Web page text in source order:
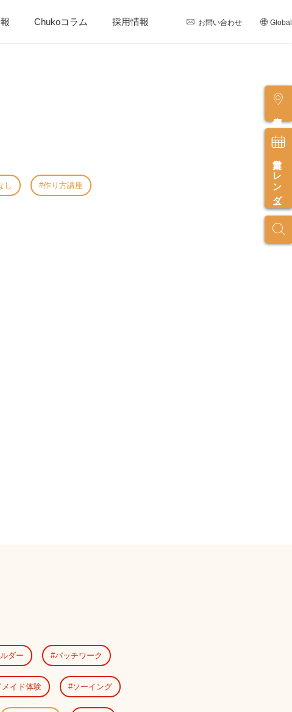
Chukoコラム 採用情報 お問い合わせ Global
営業カレンダー
し 作り方講座
ダー パッチワーク
イド体験 ソーイング